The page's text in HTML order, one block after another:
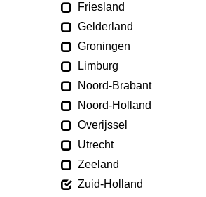
Friesland
Gelderland
Groningen
Limburg
Noord-Brabant
Noord-Holland
Overijssel
Utrecht
Zeeland
Zuid-Holland